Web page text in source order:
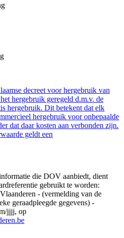
decreet voor hergebruik van
hergebruik geregeld d.m.v. de
hergebruik. Dit betekent dat elk
hergebruik voor onbepaalde
dat daar kosten aan verbonden zijn.
geldt een
die DOV aanbiedt, dient
gebruikt te worden:
- (vermelding van de
geraadpleegde gegevens) -
jjjj, op